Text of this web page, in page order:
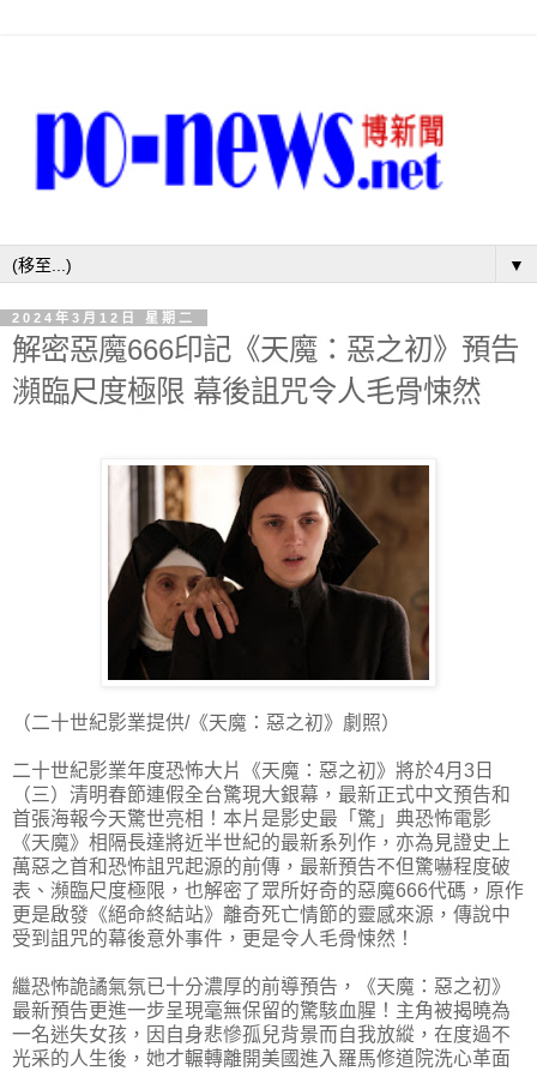
▼
2024年3月12日 星期二
解密惡魔666印記《天魔：惡之初》預告
瀕臨尺度極限 幕後詛咒令人毛骨悚然
（二十世紀影業提供/《天魔：惡之初》劇照）
二十世紀影業年度恐怖大片《天魔：惡之初》將於4月3日
（三）清明春節連假全台驚現大銀幕，最新正式中文預告和
首張海報今天驚世亮相！本片是影史最「驚」典恐怖電影
《天魔》相隔長達將近半世紀的最新系列作，亦為見證史上
萬惡之首和恐怖詛咒起源的前傳，最新預告不但驚嚇程度破
表、瀕臨尺度極限，也解密了眾所好奇的惡魔666代碼，原作
更是啟發《絕命終結站》離奇死亡情節的靈感來源，傳說中
受到詛咒的幕後意外事件，更是令人毛骨悚然！
繼恐怖詭譎氣氛已十分濃厚的前導預告，《天魔：惡之初》
最新預告更進一步呈現毫無保留的驚駭血腥！主角被揭曉為
一名迷失女孩，因自身悲慘孤兒背景而自我放縱，在度過不
光采的人生後，她才輾轉離開美國進入羅馬修道院洗心革面